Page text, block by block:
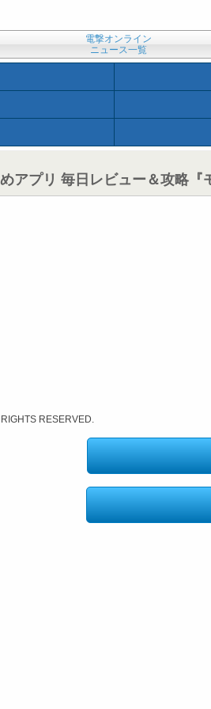
電撃オンライン
ニュース一覧
めアプリ 毎日レビュー＆攻略
RESERVED.